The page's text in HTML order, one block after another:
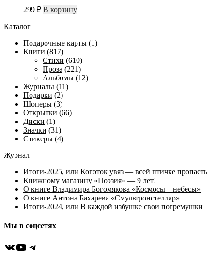
299 ₽ В корзину
Каталог
Подарочные карты (1)
Книги (817)
Стихи (610)
Проза (221)
Альбомы (12)
Журналы (11)
Подарки (2)
Шоперы (3)
Открытки (66)
Диски (1)
Значки (31)
Стикеры (4)
Журнал
Итоги-2025, или Коготок увяз — всей птичке пропасть
Книжному магазину «Поэзия» — 9 лет!
О книге Владимира Богомякова «Космосы—небесы»
О книге Антона Бахарева «Смультронстеллар»
Итоги-2024, или В каждой избушке свои погремушки
Мы в соцсетях
ВКонтакте
YouTube
Telegram